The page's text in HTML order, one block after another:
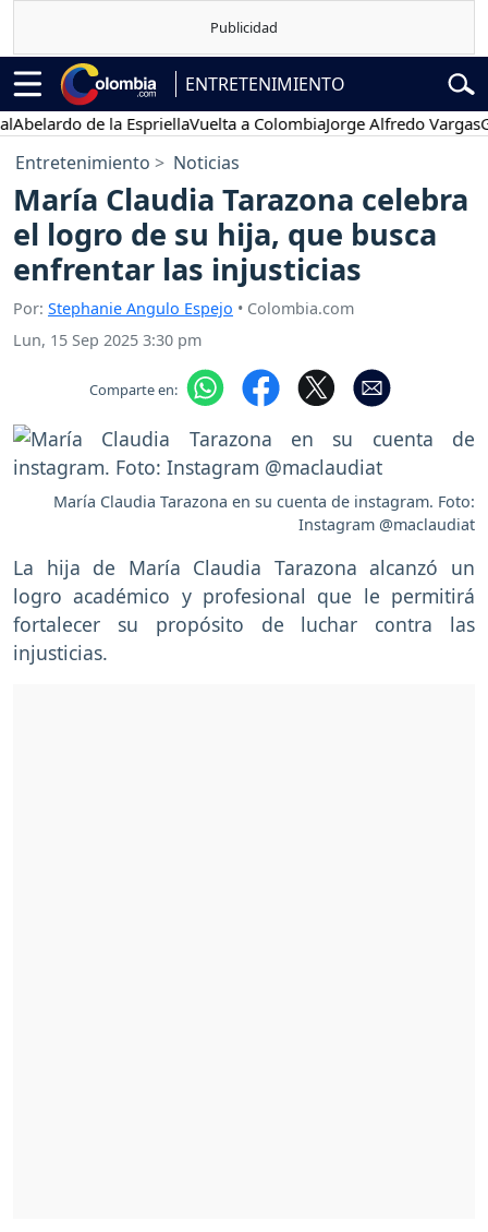
ENTRETENIMIENTO
de la EspriellaVuelta a ColombiaJorge Alfredo Vargas
Entretenimiento Noticias
María Claudia Tarazona celebra
el logro de su hija, que busca
enfrentar las injusticias
Por: Stephanie Angulo Espejo • Colombia.com
Lun, 15 Sep 2025 3:30 pm
Comparte en:
María Claudia Tarazona en su cuenta de instagram. Foto:
Instagram @maclaudiat
La hija de María Claudia Tarazona alcanzó un
logro académico y profesional que le permitirá
fortalecer su propósito de luchar contra las
injusticias.